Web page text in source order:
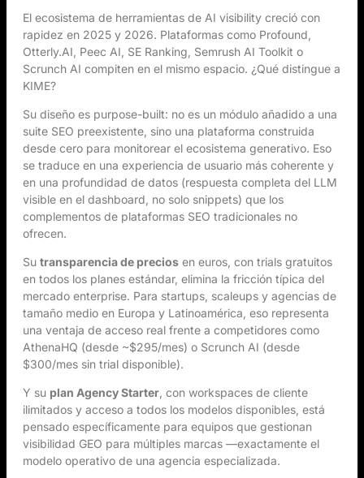
El ecosistema de herramientas de AI visibility creció con
rapidez en 2025 y 2026. Plataformas como Profound,
Otterly.AI, Peec AI, SE Ranking, Semrush AI Toolkit o
Scrunch AI compiten en el mismo espacio. ¿Qué distingue a
KIME?
Su diseño es purpose-built: no es un módulo añadido a una
suite SEO preexistente, sino una plataforma construida
desde cero para monitorear el ecosistema generativo. Eso
se traduce en una experiencia de usuario más coherente y
en una profundidad de datos (respuesta completa del LLM
visible en el dashboard, no solo snippets) que los
complementos de plataformas SEO tradicionales no
ofrecen.
Su transparencia de precios en euros, con trials gratuitos
en todos los planes estándar, elimina la fricción típica del
mercado enterprise. Para startups, scaleups y agencias de
tamaño medio en Europa y Latinoamérica, eso representa
una ventaja de acceso real frente a competidores como
AthenaHQ (desde ~$295/mes) o Scrunch AI (desde
$300/mes sin trial disponible).
Y su plan Agency Starter , con workspaces de cliente
ilimitados y acceso a todos los modelos disponibles, está
pensado específicamente para equipos que gestionan
visibilidad GEO para múltiples marcas —exactamente el
modelo operativo de una agencia especializada.